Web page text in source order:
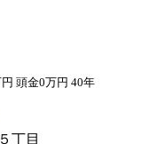
頭金0万円 40年
丁目